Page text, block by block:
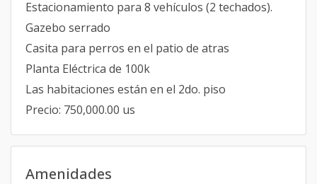
Estacionamiento para 8 vehículos (2 techados).
Gazebo serrado
Casita para perros en el patio de atras
Planta Eléctrica de 100k
Las habitaciones están en el 2do. piso
Precio: 750,000.00 us
Amenidades